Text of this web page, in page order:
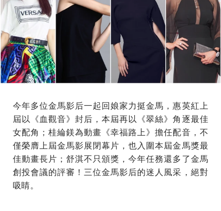
今年多位金馬影后一起回娘家力挺金馬，惠英紅上
屆以《血觀音》封后，本屆再以《翠絲》角逐最佳
女配角；桂綸鎂為動畫《幸福路上》擔任配音，不
僅榮膺上屆金馬影展閉幕片，也入圍本屆金馬獎最
佳動畫長片；舒淇不只頒獎，今年任務還多了金馬
創投會議的評審！三位金馬影后的迷人風采，絕對
吸睛。